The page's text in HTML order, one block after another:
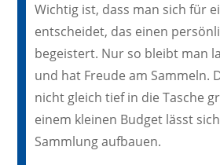
Wichtig ist, dass man sich für
entscheidet, das einen
begeistert. Nur so bleibt man
und hat Freude am Sammeln.
nicht gleich tief in die Tasche
einem kleinen Budget lässt
Sammlung aufbauen.